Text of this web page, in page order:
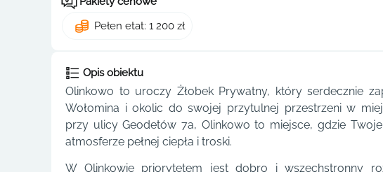
Pełen etat: 1 200 zł
Opis obiektu
Olinkowo to uroczy Żłobek Prywatny, który serdecznie
Wołomina i okolic do swojej przytulnej przestrzeni w
przy ulicy Geodetów 7a, Olinkowo to miejsce, gdzie
atmosferze pełnej ciepła i troski.
W Olinkowie priorytetem jest dobro i wszechstronny